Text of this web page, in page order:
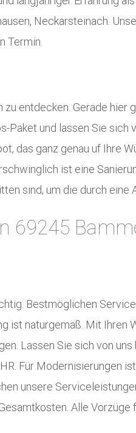
Neckarsteinach.
Termin.
entdecken. Gerade hier
Paket und lassen Sie
das ganz genau uf Ihre
ist eine
sind, um die durch eine
69245
Bestmöglichen
ist naturgemäß. Mit Ihren
Lassen Sie sich von
Für Modernisierungen
unsere
Alle Vorzüge